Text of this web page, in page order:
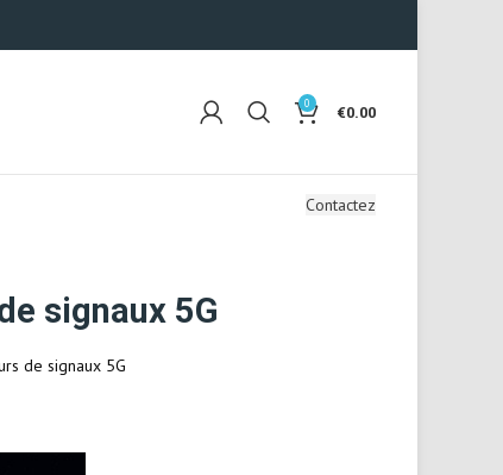
0 €0.00
Contactez
signaux 5G
de signaux 5G